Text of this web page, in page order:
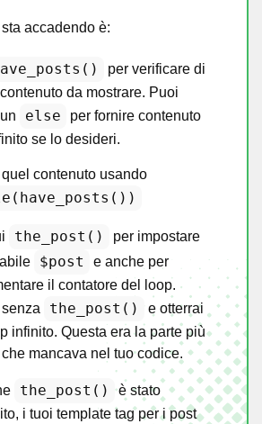
accadendo è:
per verificare di
da mostrare. Puoi
else
per fornire contenuto
se lo desideri.
contenuto usando
the_post()
per impostare
$post
e anche per
il contatore del loop.
the_post()
e otterrai
infinito. Questa era la parte più
mancava nel tuo codice.
the_post() è stato
i tuoi template tag per i post